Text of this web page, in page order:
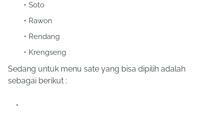
Soto
Rawon
Rendang
Krengseng
Sedang untuk menu sate yang bisa dipilih adalah
sebagai berikut :